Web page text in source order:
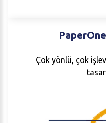
Çok yönlü, çok